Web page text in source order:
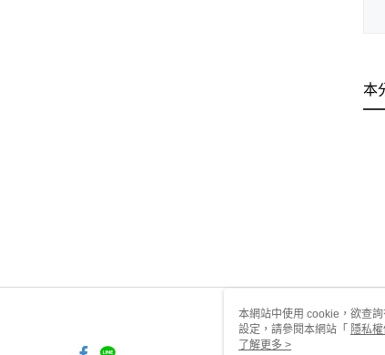
本
本網站中使用 cookie，欲查
設定，請參閱本網站「 隱私
使用 cookie。
了解更多 >